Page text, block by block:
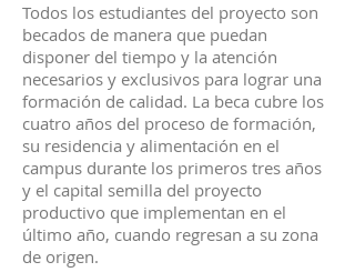
Todos los estudiantes del proyecto son
becados de manera que puedan
disponer del tiempo y la atención
necesarios y exclusivos para lograr una
formación de calidad. La beca cubre los
cuatro años del proceso de formación,
su residencia y alimentación en el
campus durante los primeros tres años
y el capital semilla del proyecto
productivo que implementan en el
último año, cuando regresan a su zona
de origen.